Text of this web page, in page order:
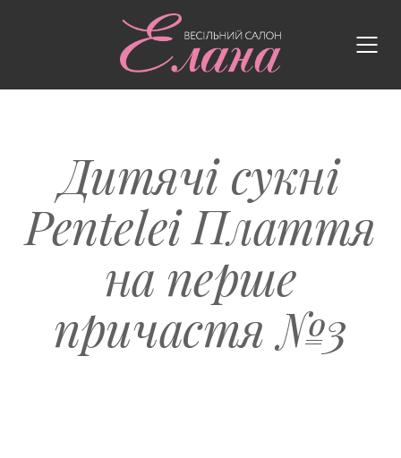
Дитячі сукні
Pentelei Плаття
на перше
причастя №3